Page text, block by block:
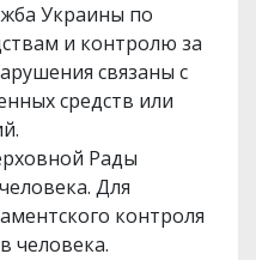
Украины по
и контролю за
связаны с
средств или
Рады
Для
контроля
человека.